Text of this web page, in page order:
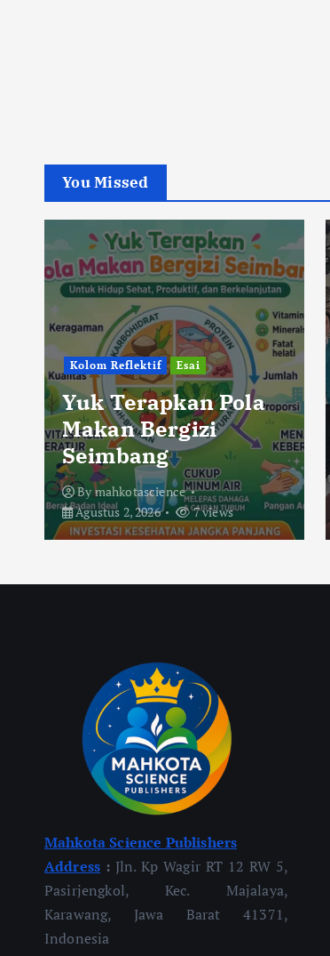
You Missed
Kolom Reflektif Esai
Yuk Terapkan Pola
Makan Bergizi
Seimbang
Bymahkotascience
Agustus 2, 2026
7 views
Mahkota Science Publishers
Address : Jln. Kp Wagir RT 12 RW 5,
Pasirjengkol, Kec. Majalaya,
Karawang, Jawa Barat 41371,
Indonesia